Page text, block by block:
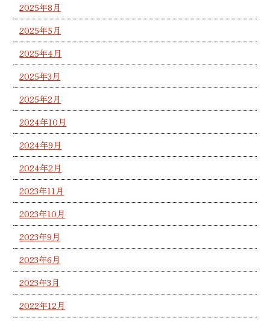
2025年8月
2025年5月
2025年4月
2025年3月
2025年2月
2024年10月
2024年9月
2024年2月
2023年11月
2023年10月
2023年9月
2023年6月
2023年3月
2022年12月